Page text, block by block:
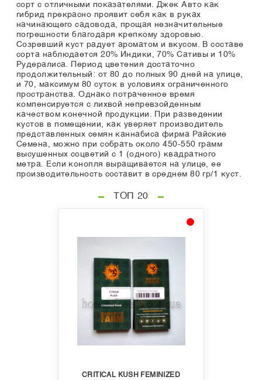
сорт с отличными показателями. Джек Авто как
гибрид прекрасно проявит себя как в руках
начинающего садовода, прощая незначительные
погрешности благодаря крепкому здоровью.
Созревший куст радует ароматом и вкусом. В составе
сорта наблюдается 20% Индики, 70% Сативы и 10%
Рудералиса. Период цветения достаточно
продолжительный: от 80 до полных 90 дней на улице,
и 70, максимум 80 суток в условиях ограниченного
пространства. Однако потраченное время
компенсируется с лихвой непревзойденным
качеством конечной продукции. При разведении
кустов в помещении, как уверяет производитель
представленных семян каннабиса фирма Райские
Семена, можно при собрать около 450-550 грамм
высушенных соцветий с 1 (одного) квадратного
метра. Если конопля выращивается на улице, ее
производительность составит в среднем 80 гр/1 куст.
ТОП 20
CRITICAL KUSH FEMINIZED